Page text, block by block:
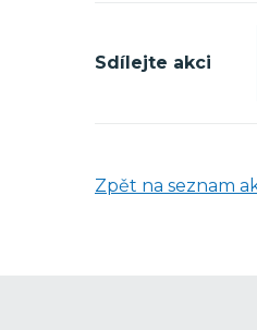
Sdílejte akci
Zpět na seznam